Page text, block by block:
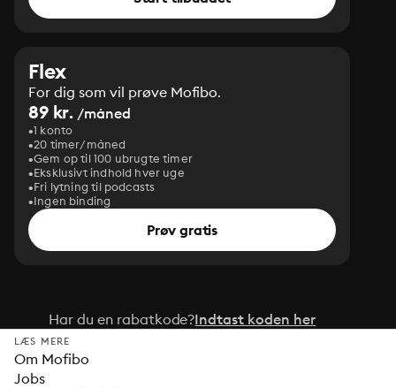
Flex
For dig som vil prøve Mofibo.
89 kr. /måned
1 konto
20 timer/måned
Gem op til 100 ubrugte timer
Eksklusivt indhold hver uge
Fri lytning til podcasts
Ingen binding
Prøv gratis
Har du en rabatkode?Indtast koden her
LÆS MERE
Om Mofibo
Jobs